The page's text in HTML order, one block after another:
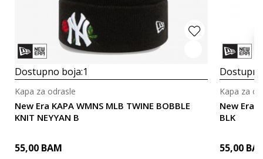
Dostupno boja:1
New Era KAPA WMNS MLB TWINE BOBBLE
KNIT NEYYAN B
Kapa za odrasle
55,00 BAM
New Era
BLK
Kapa za
55,00